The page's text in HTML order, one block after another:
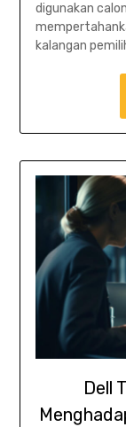
digunakan
kalangan
Dell